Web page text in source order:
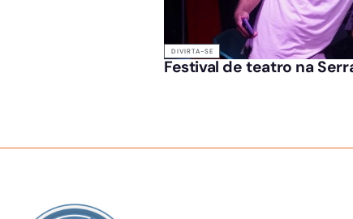
DIVIRTA-SE
Festival de teatro na